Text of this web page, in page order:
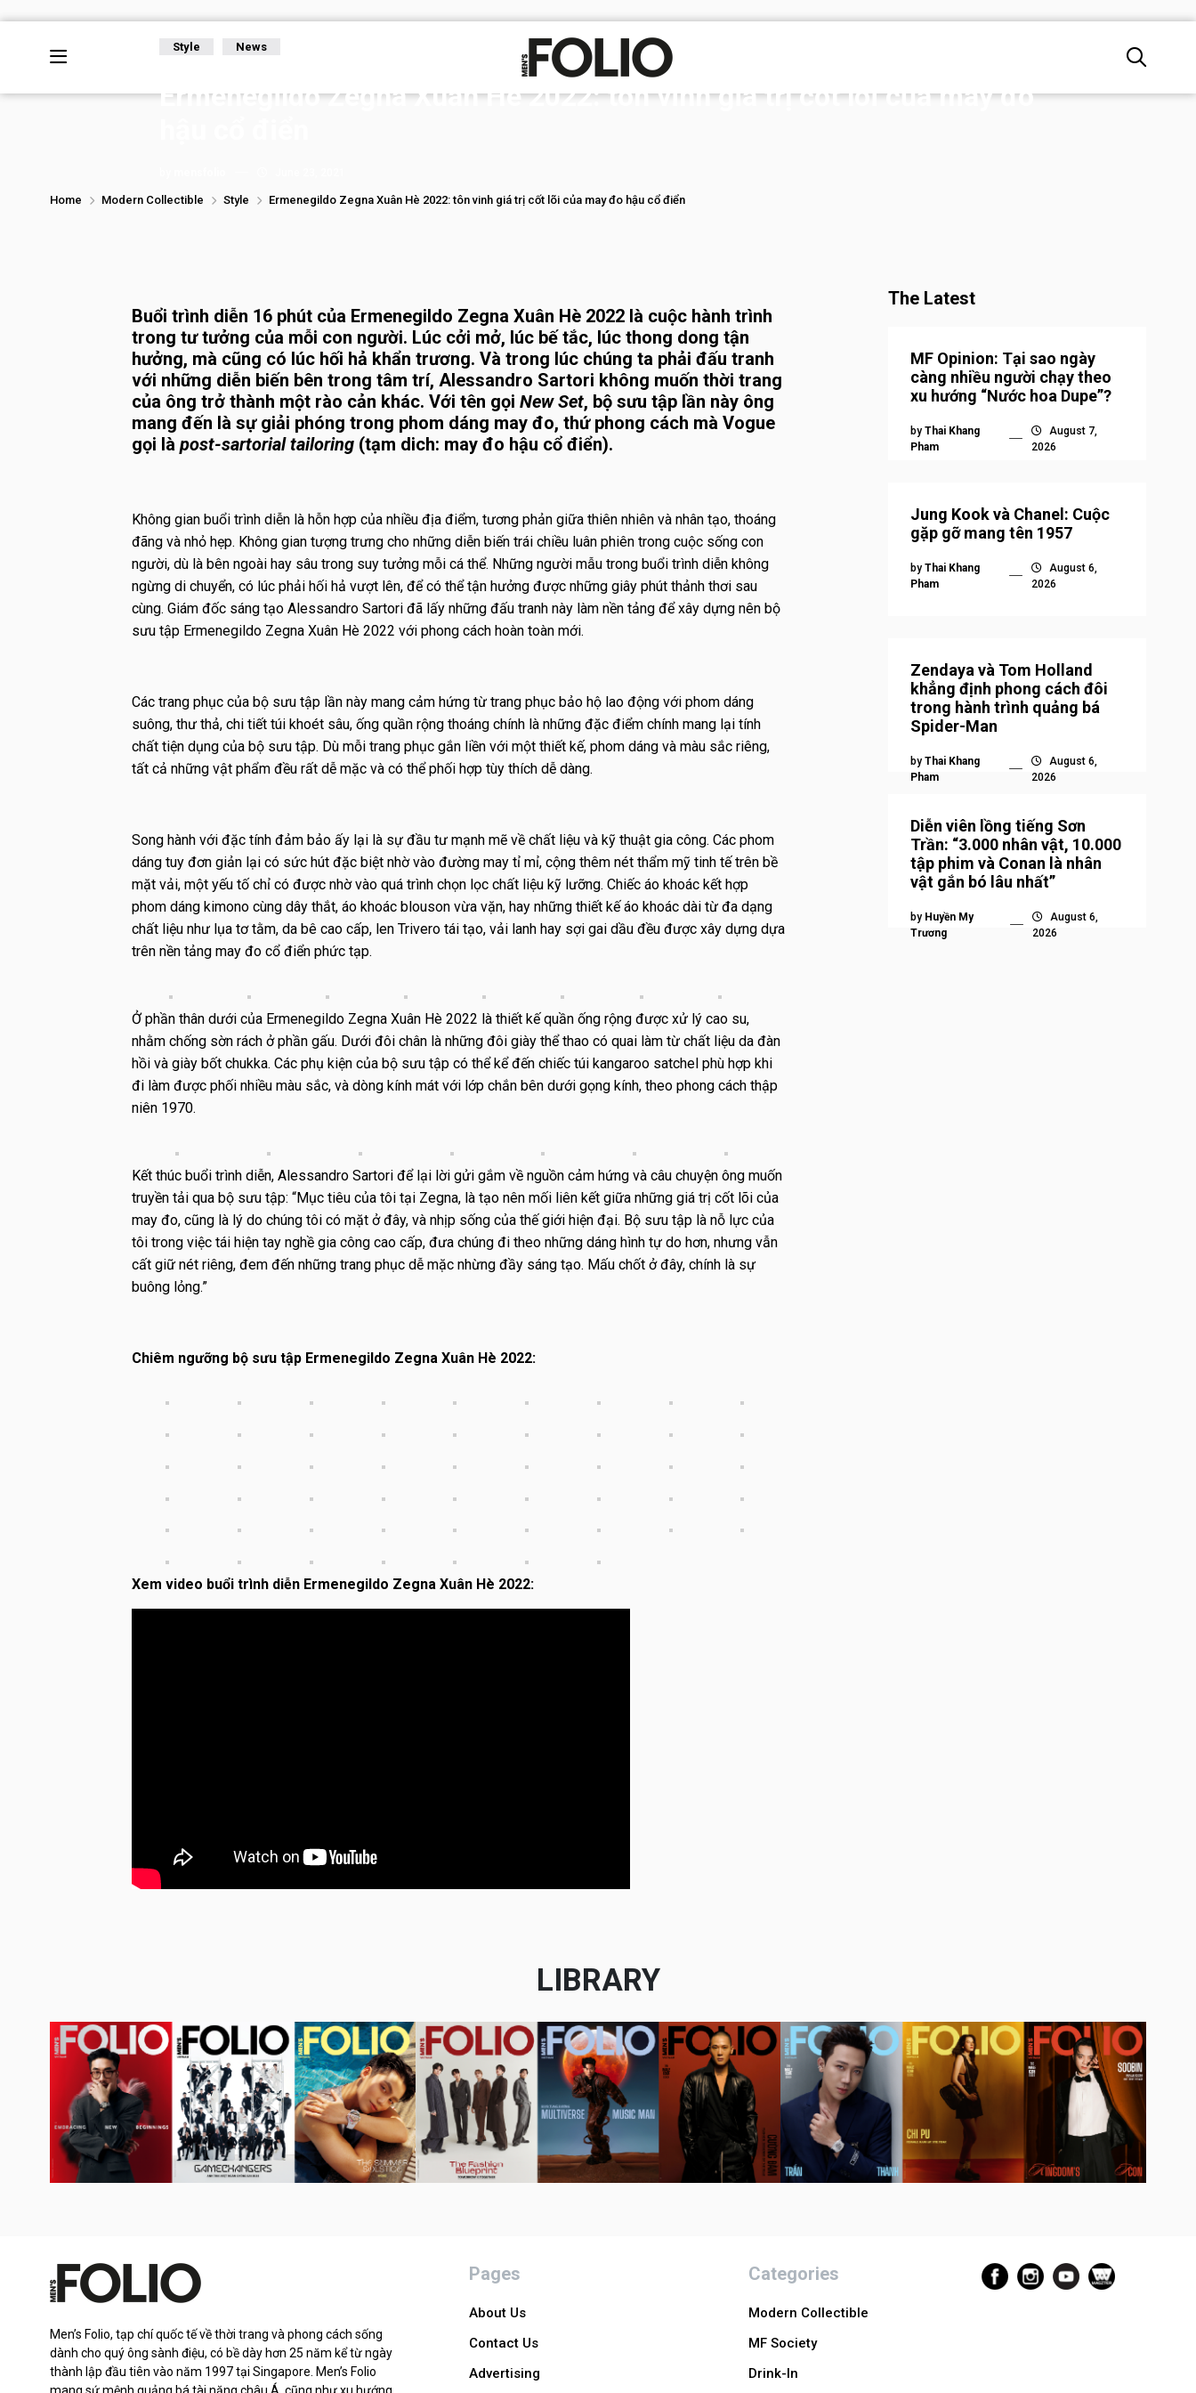
Home Modern Collectible Style Ermenegildo Zegna Xuân Hè 2022: tôn vinh giá trị cốt lõi của may đo hậu cổ điển
Style News
Ermenegildo Zegna Xuân Hè 2022: tôn vinh giá trị cốt lõi của may đo
Buổi trình diễn 16 phút của Ermenegildo Zegna Xuân Hè 2022 là cuộc hành trình
trong tư tưởng của mỗi con người. Lúc cởi mở, lúc bế tắc, lúc thong dong tận
hưởng, mà cũng có lúc hối hả khẩn trương. Và trong lúc chúng ta phải đấu tranh
với những diễn biến bên trong tâm trí, Alessandro Sartori không muốn thời trang
của ông trở thành một rào cản khác. Với tên gọi New Set, bộ sưu tập lần này ông
mang đến là sự giải phóng trong phom dáng may đo, thứ phong cách mà Vogue
gọi là post-sartorial tailoring(tạm dich: may đo hậu cổ điển).
Không gian buổi trình diễn là hỗn hợp của nhiều địa điểm, tương phản giữa thiên nhiên và nhân tạo, thoáng
đãng và nhỏ hẹp. Không gian tượng trưng cho những diễn biến trái chiều luân phiên trong cuộc sống con
người, dù là bên ngoài hay sâu trong suy tưởng mỗi cá thể. Những người mẫu trong buổi trình diễn không
ngừng di chuyển, có lúc phải hối hả vượt lên, để có thể tận hưởng được những giây phút thảnh thơi sau
cùng. Giám đốc sáng tạo Alessandro Sartori đã lấy những đấu tranh này làm nền tảng để xây dựng nên bộ
sưu tập Ermenegildo Zegna Xuân Hè 2022 với phong cách hoàn toàn mới.
Các trang phục của bộ sưu tập lần này mang cảm hứng từ trang phục bảo hộ lao động với phom dáng
suông, thư thả, chi tiết túi khoét sâu, ống quần rộng thoáng chính là những đặc điểm chính mang lại tính
chất tiện dụng của bộ sưu tập. Dù mỗi trang phục gắn liền với một thiết kế, phom dáng và màu sắc riêng,
tất cả những vật phẩm đều rất dễ mặc và có thể phối hợp tùy thích dễ dàng.
Song hành với đặc tính đảm bảo ấy lại là sự đầu tư mạnh mẽ về chất liệu và kỹ thuật gia công. Các phom
dáng tuy đơn giản lại có sức hút đặc biệt nhờ vào đường may tỉ mỉ, cộng thêm nét thẩm mỹ tinh tế trên bề
mặt vải, một yếu tố chỉ có được nhờ vào quá trình chọn lọc chất liệu kỹ lưỡng. Chiếc áo khoác kết hợp
phom dáng kimono cùng dây thắt, áo khoác blouson vừa vặn, hay những thiết kế áo khoác dài từ đa dạng
chất liệu như lụa tơ tằm, da bê cao cấp, len Trivero tái tạo, vải lanh hay sợi gai dầu đều được xây dựng dựa
trên nền tảng may đo cổ điển phức tạp.
Ở phần thân dưới của Ermenegildo Zegna Xuân Hè 2022 là thiết kế quần ống rộng được xử lý cao su,
nhằm chống sờn rách ở phần gấu. Dưới đôi chân là những đôi giày thể thao có quai làm từ chất liệu da đàn
hồi và giày bốt chukka. Các phụ kiện của bộ sưu tập có thể kể đến chiếc túi kangaroo satchel phù hợp khi
đi làm được phối nhiều màu sắc, và dòng kính mát với lớp chắn bên dưới gọng kính, theo phong cách thập
niên 1970.
Kết thúc buổi trình diễn, Alessandro Sartori để lại lời gửi gắm về nguồn cảm hứng và câu chuyện ông muốn
truyền tải qua bộ sưu tập: “Mục tiêu của tôi tại Zegna, là tạo nên mối liên kết giữa những giá trị cốt lõi của
may đo, cũng là lý do chúng tôi có mặt ở đây, và nhịp sống của thế giới hiện đại. Bộ sưu tập là nỗ lực của
tôi trong việc tái hiện tay nghề gia công cao cấp, đưa chúng đi theo những dáng hình tự do hơn, nhưng vẫn
cất giữ nét riêng, đem đến những trang phục dễ mặc nhừng đầy sáng tạo. Mấu chốt ở đây, chính là sự
buông lỏng.”
Chiêm ngưỡng bộ sưu tập Ermenegildo Zegna Xuân Hè 2022:
Xem video buổi trình diễn Ermenegildo Zegna Xuân Hè 2022:
The Latest
MF Opinion: Tại sao ngày
càng nhiều người chạy theo
xu hướng “Nước hoa Dupe”?
by Thai Khang
Pham
August 7,
2026
Jung Kook và Chanel: Cuộc
gặp gỡ mang tên 1957
by Thai Khang
Pham
August 6,
2026
Zendaya và Tom Holland
khẳng định phong cách đôi
trong hành trình quảng bá
Spider-Man
by Thai Khang
Pham
August 6,
2026
Diễn viên lồng tiếng Sơn
Trần: “3.000 nhân vật, 10.000
tập phim và Conan là nhân
vật gắn bó lâu nhất”
by Huyền My
Trương
August 6,
2026
LIBRARY
Men’s Folio, tạp chí quốc tế về thời trang và phong cách sống
dành cho quý ông sành điệu, có bề dày hơn 25 năm kể từ ngày
thành lập đầu tiên vào năm 1997 tại Singapore. Men’s Folio
mang sứ mệnh quảng bá tài năng châu Á, cũng như xu hướng
Pages
About Us
Contact Us
Advertising
Categories
Modern Collectible
MF Society
Drink-In